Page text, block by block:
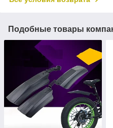
Подобные товары